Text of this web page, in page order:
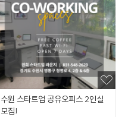
수원 스타트업 공유오피스 2인실
모집!